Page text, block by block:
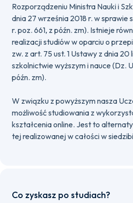
Rozporządzeniu Ministra Nauki i
dnia 27 września 2018 r. w sprawie
r. poz. 661, z późn. zm). Istnieje
realizacji studiów w oparciu o
zw. z art. 75 ust. 1 Ustawy z dnia 20
szkolnictwie wyższym i nauce (Dz.
późn. zm).
W związku z powyższym nasza
możliwość studiowania z
kształcenia online. Jest to
tej realizowanej w całości w
Co zyskasz po studiach?